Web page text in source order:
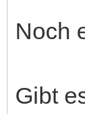
Noch
Gibt